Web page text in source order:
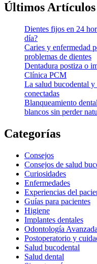
Últimos Artículos
Dientes fijos en 24
día?
Caries y enfermedad
problemas de dientes
Dentadura postiza o
Clínica PCM
La salud bucodental y
conectadas
Blanqueamiento
blancos sin perder
Categorías
Consejos
Consejos de salud
Curiosidades
Enfermedades
Experiencias del
Guías para pacientes
Higiene
Implantes dentales
Odontología Avanzada
Postoperatorio y
Salud bucodental
Salud dental